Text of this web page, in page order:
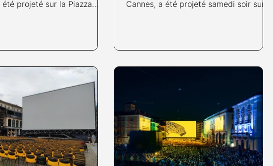
projeté sur la Piazza
Cannes, a été projeté samedi soir sur la